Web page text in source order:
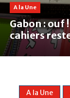
A la Une
Gabon : ouf
cahiers
A la Une